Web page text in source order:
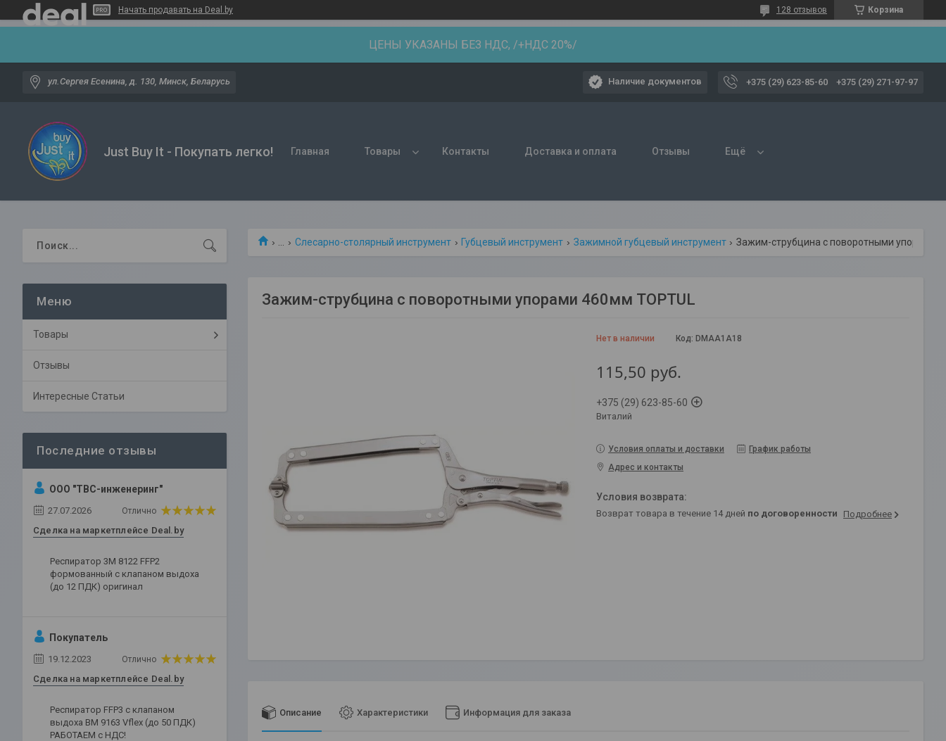
Начать продавать на Deal.by Корзина
128 отзывов
ЦЕНЫ УКАЗАНЫ БЕЗ НДС, /+НДС 20%/
ул.Сергея Есенина, д. 130, Минск, Беларусь Наличие документов +375 (29) 623-85-60 +375 (29) 271-97-97
Just Buy It - Покупать легко! Главная Товары Контакты Доставка и оплата Отзывы Ещё
Слесарно-столярный инструмент Губцевый инструмент Зажимной губцевый инструмент
Зажим-струбцина c поворотными упорами 460мм TOPTUL
Нет в наличии Код: DMAA1A18
115,50 руб.
+375 (29) 623-85-60
Виталий
Условия оплаты и доставки
График работы
Адрес и контакты
возврат товара в течение 14 дней по договоренности Подробнее
Описание Характеристики Информация для заказа
Товары
Отзывы
Интересные Статьи
ООО "ТВС-инженеринг"
27.07.2026 Отлично
Сделка на маркетплейсе Deal.by
Респиратор 3М 8122 FFP2
формованный с клапаном выдоха
(до 12 ПДК) оригинал
Покупатель
19.12.2023 Отлично
Сделка на маркетплейсе Deal.by
Респиратор FFP3 c клапаном
выдоха ВМ 9163 Vflex (до 50 ПДК)
РАБОТАЕМ с НДС!